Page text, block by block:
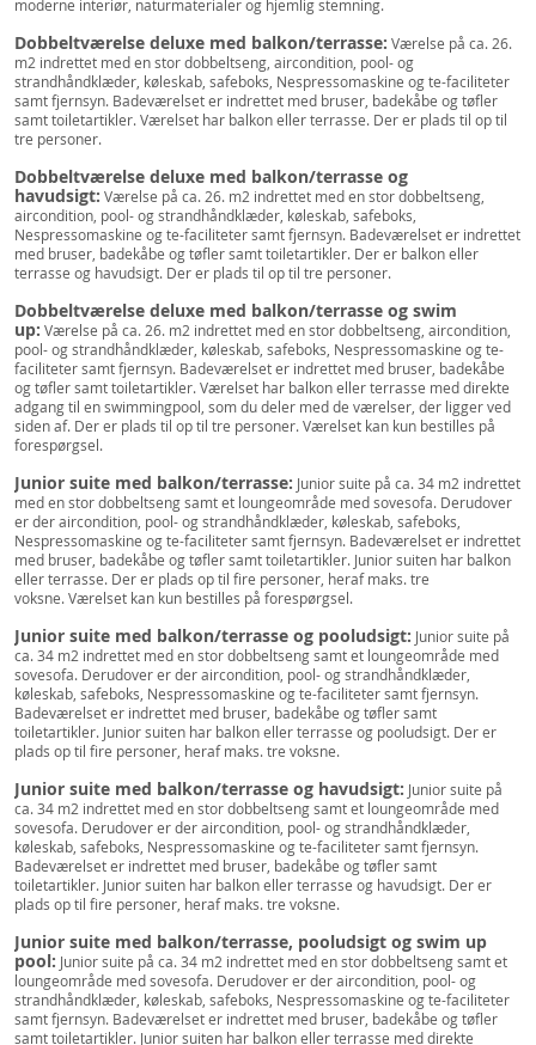
moderne interiør, naturmaterialer og hjemlig stemning.
Dobbeltværelse deluxe med balkon/terrasse: Værelse på ca. 26.
m2 indrettet med en stor dobbeltseng, aircondition, pool- og
strandhåndklæder, køleskab, safeboks, Nespressomaskine og te-faciliteter
samt fjernsyn. Badeværelset er indrettet med bruser, badekåbe og tøfler
samt toiletartikler. Værelset har balkon eller terrasse. Der er plads til op til
tre personer.
Dobbeltværelse deluxe med balkon/terrasse og
havudsigt: Værelse på ca. 26. m2 indrettet med en stor dobbeltseng,
aircondition, pool- og strandhåndklæder, køleskab, safeboks,
Nespressomaskine og te-faciliteter samt fjernsyn. Badeværelset er indrettet
med bruser, badekåbe og tøfler samt toiletartikler. Der er balkon eller
terrasse og havudsigt. Der er plads til op til tre personer.
Dobbeltværelse deluxe med balkon/terrasse og swim
up: Værelse på ca. 26. m2 indrettet med en stor dobbeltseng, aircondition,
pool- og strandhåndklæder, køleskab, safeboks, Nespressomaskine og te-
faciliteter samt fjernsyn. Badeværelset er indrettet med bruser, badekåbe
og tøfler samt toiletartikler. Værelset har balkon eller terrasse med direkte
adgang til en swimmingpool, som du deler med de værelser, der ligger ved
siden af. Der er plads til op til tre personer. Værelset kan kun bestilles på
forespørgsel.
Junior suite med balkon/terrasse: Junior suite på ca. 34 m2 indrettet
med en stor dobbeltseng samt et loungeområde med sovesofa. Derudover
er der aircondition, pool- og strandhåndklæder, køleskab, safeboks,
Nespressomaskine og te-faciliteter samt fjernsyn. Badeværelset er indrettet
med bruser, badekåbe og tøfler samt toiletartikler. Junior suiten har balkon
eller terrasse. Der er plads op til fire personer, heraf maks. tre
voksne. Værelset kan kun bestilles på forespørgsel.
Junior suite med balkon/terrasse og pooludsigt: Junior suite på
ca. 34 m2 indrettet med en stor dobbeltseng samt et loungeområde med
sovesofa. Derudover er der aircondition, pool- og strandhåndklæder,
køleskab, safeboks, Nespressomaskine og te-faciliteter samt fjernsyn.
Badeværelset er indrettet med bruser, badekåbe og tøfler samt
toiletartikler. Junior suiten har balkon eller terrasse og pooludsigt. Der er
plads op til fire personer, heraf maks. tre voksne.
Junior suite med balkon/terrasse og havudsigt: Junior suite på
ca. 34 m2 indrettet med en stor dobbeltseng samt et loungeområde med
sovesofa. Derudover er der aircondition, pool- og strandhåndklæder,
køleskab, safeboks, Nespressomaskine og te-faciliteter samt fjernsyn.
Badeværelset er indrettet med bruser, badekåbe og tøfler samt
toiletartikler. Junior suiten har balkon eller terrasse og havudsigt. Der er
plads op til fire personer, heraf maks. tre voksne.
Junior suite med balkon/terrasse, pooludsigt og swim up
pool: Junior suite på ca. 34 m2 indrettet med en stor dobbeltseng samt et
loungeområde med sovesofa. Derudover er der aircondition, pool- og
strandhåndklæder, køleskab, safeboks, Nespressomaskine og te-faciliteter
samt fjernsyn. Badeværelset er indrettet med bruser, badekåbe og tøfler
samt toiletartikler. Junior suiten har balkon eller terrasse med direkte